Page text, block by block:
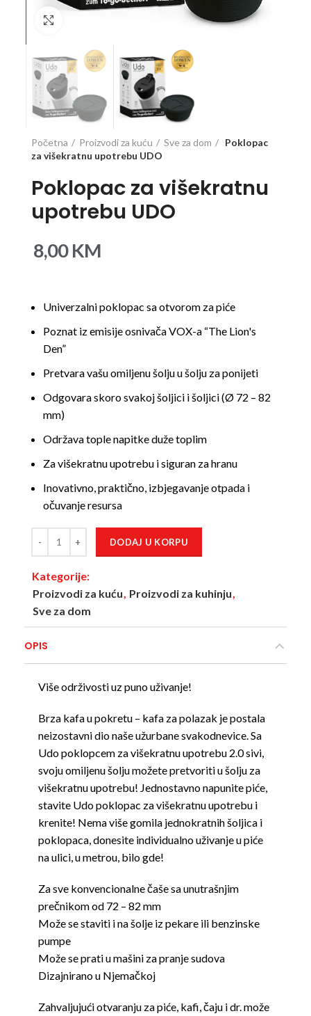
Početna Proizvodi za kuću Sve za dom
Poklopac
za višekratnu upotrebu UDO
Poklopac za višekratnu
upotrebu UDO
8,00KM
Univerzalni poklopac sa otvorom za piće
Poznat iz emisije osnivača VOX-a “The Lion's
Den”
Pretvara vašu omiljenu šolju u šolju za ponijeti
Odgovara skoro svakoj šoljici i šoljici (Ø 72 – 82
mm)
Održava tople napitke duže toplim
Za višekratnu upotrebu i siguran za hranu
Inovativno, praktično, izbjegavanje otpada i
očuvanje resursa
DODAJ U KORPU
Kategorije:
Proizvodi za kuću, Proizvodi za kuhinju,
Sve za dom
OPIS
Više održivosti uz puno uživanje!
Brza kafa u pokretu – kafa za polazak je postala
neizostavni dio naše užurbane svakodnevice. Sa
Udo poklopcem za višekratnu upotrebu 2.0 sivi,
svoju omiljenu šolju možete pretvoriti u šolju za
višekratnu upotrebu! Jednostavno napunite piće,
stavite Udo poklopac za višekratnu upotrebu i
krenite! Nema više gomila jednokratnih šoljica i
poklopaca, donesite individualno uživanje u piće
na ulici, u metrou, bilo gde!
Za sve konvencionalne čaše sa unutrašnjim
prečnikom od 72 – 82 mm
Može se staviti i na šolje iz pekare ili benzinske
pumpe
Može se prati u mašini za pranje sudova
Dizajnirano u Njemačkoj
Zahvaljujući otvaranju za piće, kafi, čaju i dr. može